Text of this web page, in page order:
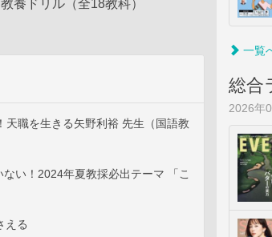
養ドリル（全18教科）
天職を生きる矢野利裕 先生（国語教
い！2024年夏教採必出テーマ 「こ
える
一覧
総合
2026年